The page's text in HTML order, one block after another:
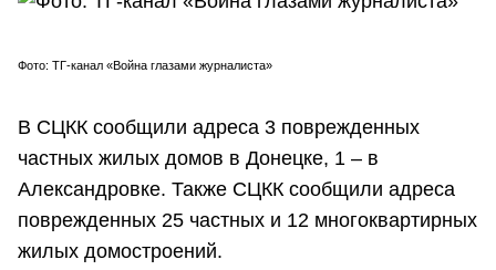
Фото: ТГ-канал «Война глазами журналиста»
В СЦКК сообщили адреса 3 поврежденных
частных жилых домов в Донецке, 1 – в
Александровке. Также СЦКК сообщили адреса
поврежденных 25 частных и 12 многоквартирных
жилых домостроений.